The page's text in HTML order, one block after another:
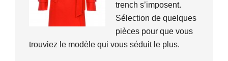
trench s’imposent.
Sélection de quelques
pièces pour que vous
trouviez le modèle qui vous séduit le plus.